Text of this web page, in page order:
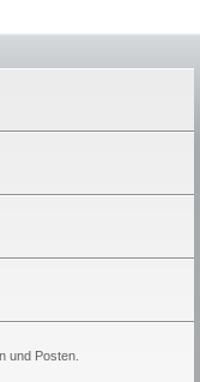
und Posten.